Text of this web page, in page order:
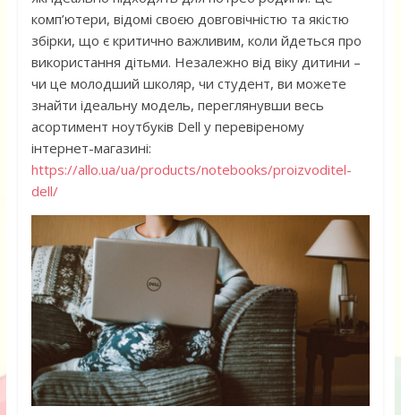
комп’ютери, відомі своєю довговічністю та якістю
збірки, що є критично важливим, коли йдеться про
використання дітьми. Незалежно від віку дитини –
чи це молодший школяр, чи студент, ви можете
знайти ідеальну модель, переглянувши весь
асортимент ноутбуків Dell у перевіреному
інтернет-магазині:
https://allo.ua/ua/products/notebooks/proizvoditel-
dell/